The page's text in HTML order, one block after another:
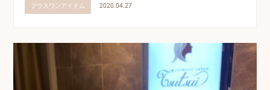
プラスワンアイテム 2020.04.27